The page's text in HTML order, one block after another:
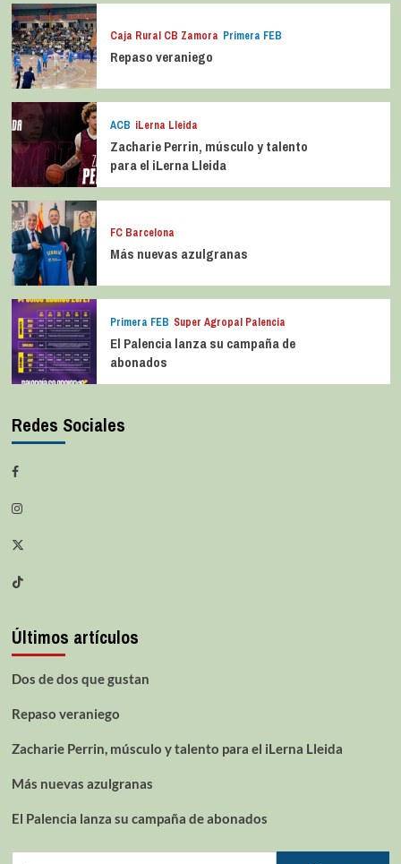
Caja Rural CB Zamora Primera FEB
Repaso veraniego
ACB iLerna Lleida
Zacharie Perrin, músculo y talento
para el iLerna Lleida
FC Barcelona
Más nuevas azulgranas
Primera FEB Super Agropal Palencia
El Palencia lanza su campaña de
abonados
Redes Sociales
Últimos artículos
Dos de dos que gustan
Repaso veraniego
Zacharie Perrin, músculo y talento para el iLerna Lleida
Más nuevas azulgranas
El Palencia lanza su campaña de abonados